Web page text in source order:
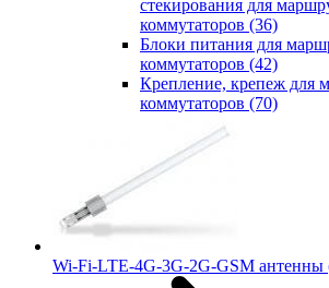
стекирования для
коммутаторов (36)
Блоки питания для
коммутаторов (42)
Крепление, крепеж для
коммутаторов (70)
Wi-Fi-LTE-4G-3G-2G-GSM антенны